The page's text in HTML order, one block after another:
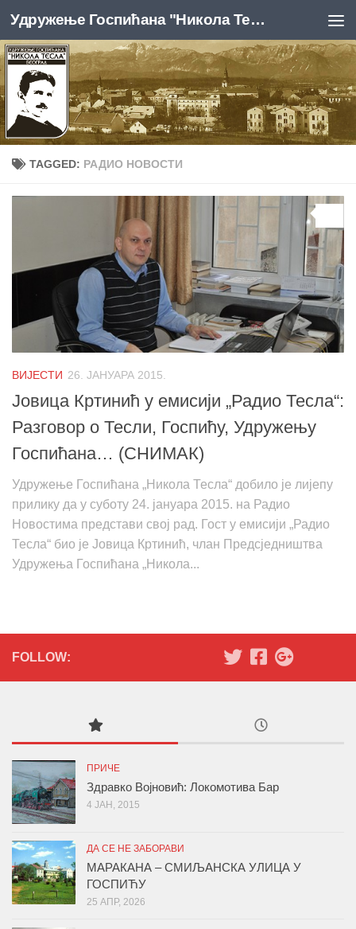
Skip to content Удружење Госпићана "Никола Тесла", Београд
TAGGED: РАДИО НОВОСТИ
ВИЈЕСТИ 26. ЈАНУАРА 2015.
Јовица Кртинић у емисији „Радио Тесла“:
Разговор о Тесли, Госпићу, Удружењу
Госпићана… (СНИМАК)
Удружење Госпићана „Никола Тесла“ добило је лијепу
прилику да у суботу 24. јануара 2015. на Радио
Новостима представи свој рад. Гост у емисији „Радио
Тесла“ био је Јовица Кртинић, члан Предсједништва
Удружења Госпићана „Никола...
FOLLOW:
ПРИЧЕ
Здравко Војновић: Локомотива Бар
4 ЈАН, 2015
ДА СЕ НЕ ЗАБОРАВИ
МАРАКАНА – СМИЉАНСКА УЛИЦА У
ГОСПИЋУ
25 АПР, 2026